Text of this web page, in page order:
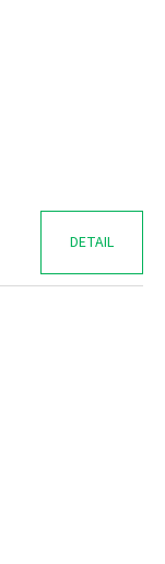
DETAIL